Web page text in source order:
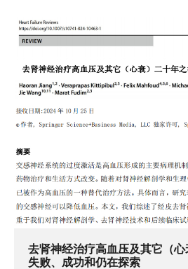
去肾神经治疗高血压及其它（心
失败、成功和仍在探索